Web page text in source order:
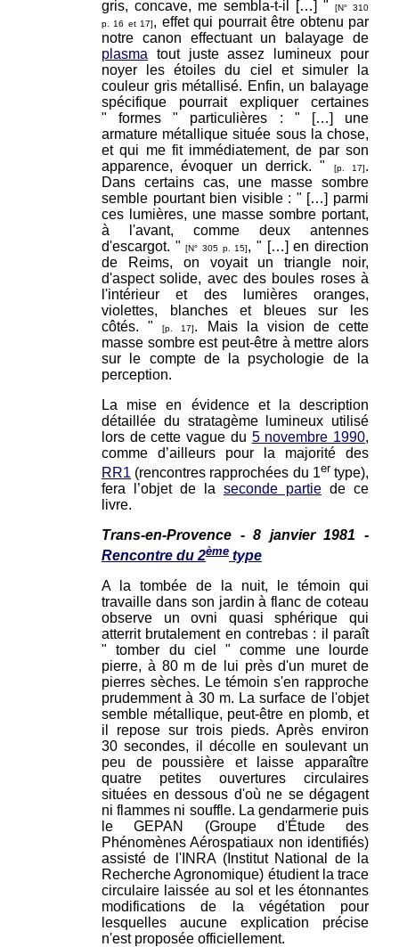
gris, concave, me sembla-t-il […] "
[N° 310
p. 16 et 17], effet qui pourrait être obtenu par
notre canon effectuant un balayage de
plasma tout juste assez lumineux pour
noyer les étoiles du ciel et simuler la
couleur gris métallisé. Enfin, un balayage
spécifique pourrait expliquer certaines
" formes " particulières : " […] une
armature métallique située sous la chose,
et qui me fit immédiatement, de par son
apparence, évoquer un derrick. "
[p. 17].
Dans certains cas, une masse sombre
semble pourtant bien visible : " […] parmi
ces lumières, une masse sombre portant,
à l'avant, comme deux antennes
d'escargot. "[N° 305 p. 15], " […] en direction
de Reims, on voyait un triangle noir,
d'aspect solide, avec des boules roses à
l'intérieur et des lumières oranges,
violettes, blanches et bleues sur les
côtés. "[p. 17]. Mais la vision de cette
masse sombre est peut-être à mettre alors
sur le compte de la psychologie de la
perception.
La mise en évidence et la description
détaillée du stratagème lumineux utilisé
lors de cette vague du 5 novembre 1990,
comme d’ailleurs pour la majorité des
RR1 (rencontres rapprochées du 1er type),
fera l’objet de la seconde partie de ce
livre.
Trans-en-Provence - 8 janvier 1981 -
Rencontre du 2ème type
A la tombée de la nuit, le témoin qui
travaille dans son jardin à flanc de coteau
observe un ovni quasi sphérique qui
atterrit brutalement en contrebas : il paraît
" tomber du ciel " comme une lourde
pierre, à 80 m de lui près d'un muret de
pierres sèches. Le témoin s'en rapproche
prudemment à 30 m. La surface de l'objet
semble métallique, peut-être en plomb, et
il repose sur trois pieds. Après environ
30 secondes, il décolle en soulevant un
peu de poussière et laisse apparaître
quatre petites ouvertures circulaires
situées en dessous d'où ne se dégagent
ni flammes ni souffle. La gendarmerie puis
le GEPAN (Groupe d'Étude des
Phénomènes Aérospatiaux non identifiés)
assisté de l'INRA (Institut National de la
Recherche Agronomique) étudient la trace
circulaire laissée au sol et les étonnantes
modifications de la végétation pour
lesquelles aucune explication précise
n'est proposée officiellement.